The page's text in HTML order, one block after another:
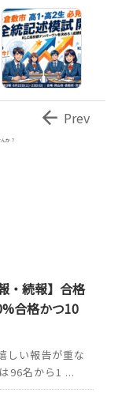
か？
 Prev
・続報】合格
合格かつ10
しい報告が重な
96名から1 ...